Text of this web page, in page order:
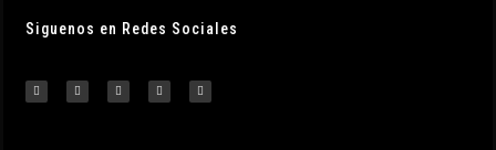
Siguenos en Redes Sociales